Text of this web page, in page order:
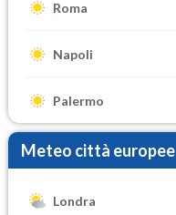
Roma
Napoli
Palermo
Meteo città europee
Londra